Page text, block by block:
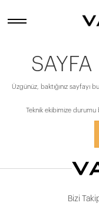
Üzgünüz, baktığınız sayfayı
Teknik ekibimize durumu
Bizi